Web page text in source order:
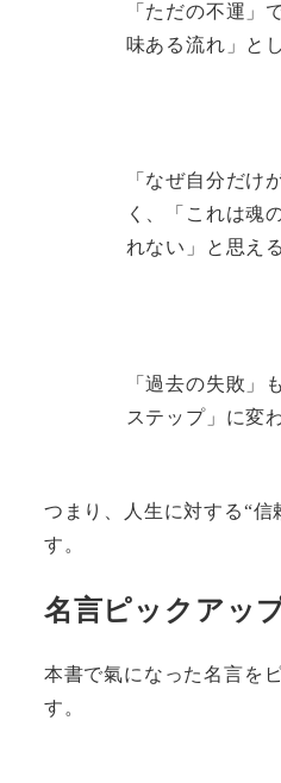
「ただの不運」
味ある流れ」と
「なぜ自分だけ
く、「これは魂
れない」と思える
「過去の失敗」
ステップ」に変
つまり、人生に対する“信
す。
名言ピックアッ
本書で氣になった名言を
す。